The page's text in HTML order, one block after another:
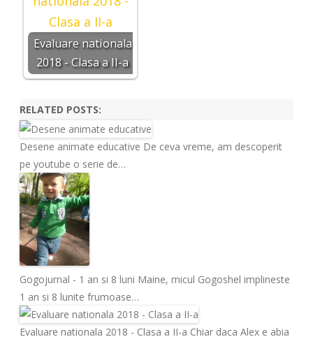
Evaluare nationala
2018 - Clasa a II-a
RELATED POSTS:
Desene animate educative De ceva vreme, am descoperit
pe youtube o serie de…
Gogojurnal - 1 an si 8 luni Maine, micul Gogoshel implineste
1 an si 8 lunite frumoase…
Evaluare nationala 2018 - Clasa a II-a Chiar daca Alex e abia